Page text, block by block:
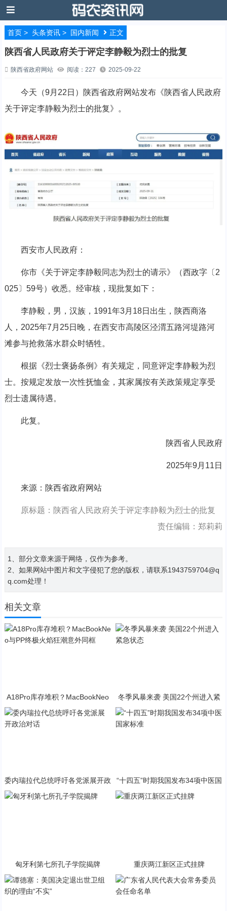
首页> 头条资讯> 国内新闻 正文
​陕西省人民政府关于评定李静毅为烈士的批复
陕西省政府网站 阅读：227 2025-09-22
今天（9月22日）陕西省政府网站发布《陕西省人民政府
关于评定李静毅为烈士的批复》。
西安市人民政府：
你市《关于评定李静毅同志为烈士的请示》（西政字〔2
025〕59号）收悉。经审核，现批复如下：
李静毅，男，汉族，1991年3月18日出生，陕西商洛
人，2025年7月25日晚，在西安市高陵区泾渭五路河堤路河
滩参与抢救落水群众时牺牲。
根据《烈士褒扬条例》有关规定，同意评定李静毅为烈
士。按规定发放一次性抚恤金，其家属按有关政策规定享受
烈士遗属待遇。
此复。
陕西省人民政府
2025年9月11日
来源：陕西省政府网站
原标题：​陕西省人民政府关于评定李静毅为烈士的批复
责任编辑：郑莉莉
1、部分文章来源于网络，仅作为参考。
2、如果网站中图片和文字侵犯了您的版权，请联系1943759704@q
q.com处理！
相关文章
A18Pro库存堆积？MacBookNeo
冬季风暴来袭 美国22个州进入紧
委内瑞拉代总统呼吁各党派展开政
“十四五”时期我国发布34项中医国
匈牙利第七所孔子学院揭牌 重庆两江新区正式挂牌